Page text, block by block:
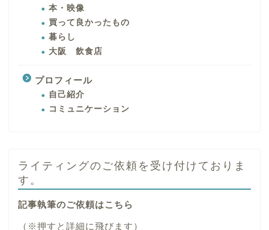
本・映像
買って良かったもの
暮らし
大阪 飲食店
プロフィール
自己紹介
コミュニケーション
ライティングのご依頼を受け付けておりま
す。
記事執筆のご依頼はこちら
（※押すと詳細に飛びます）